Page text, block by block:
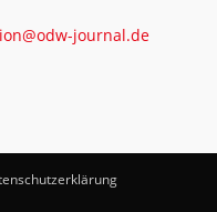
journal.de